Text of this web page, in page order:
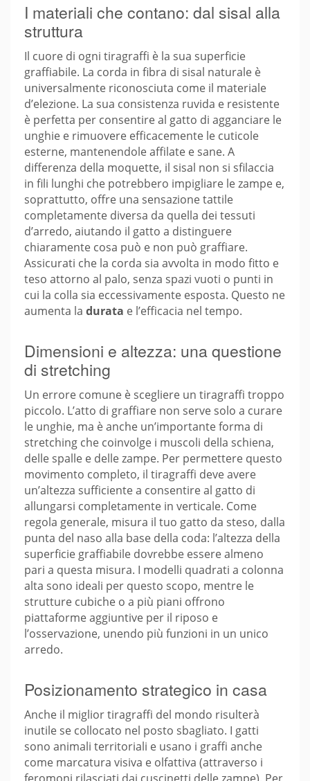
I materiali che contano: dal sisal alla
struttura
Il cuore di ogni tiragraffi è la sua superficie
graffiabile. La corda in fibra di sisal naturale è
universalmente riconosciuta come il materiale
d’elezione. La sua consistenza ruvida e resistente
è perfetta per consentire al gatto di agganciare le
unghie e rimuovere efficacemente le cuticole
esterne, mantenendole affilate e sane. A
differenza della moquette, il sisal non si sfilaccia
in fili lunghi che potrebbero impigliare le zampe e,
soprattutto, offre una sensazione tattile
completamente diversa da quella dei tessuti
d’arredo, aiutando il gatto a distinguere
chiaramente cosa può e non può graffiare.
Assicurati che la corda sia avvolta in modo fitto e
teso attorno al palo, senza spazi vuoti o punti in
cui la colla sia eccessivamente esposta. Questo ne
aumenta la durata e l’efficacia nel tempo.
Dimensioni e altezza: una questione
di stretching
Un errore comune è scegliere un tiragraffi troppo
piccolo. L’atto di graffiare non serve solo a curare
le unghie, ma è anche un’importante forma di
stretching che coinvolge i muscoli della schiena,
delle spalle e delle zampe. Per permettere questo
movimento completo, il tiragraffi deve avere
un’altezza sufficiente a consentire al gatto di
allungarsi completamente in verticale. Come
regola generale, misura il tuo gatto da steso, dalla
punta del naso alla base della coda: l’altezza della
superficie graffiabile dovrebbe essere almeno
pari a questa misura. I modelli quadrati a colonna
alta sono ideali per questo scopo, mentre le
strutture cubiche o a più piani offrono
piattaforme aggiuntive per il riposo e
l’osservazione, unendo più funzioni in un unico
arredo.
Posizionamento strategico in casa
Anche il miglior tiragraffi del mondo risulterà
inutile se collocato nel posto sbagliato. I gatti
sono animali territoriali e usano i graffi anche
come marcatura visiva e olfattiva (attraverso i